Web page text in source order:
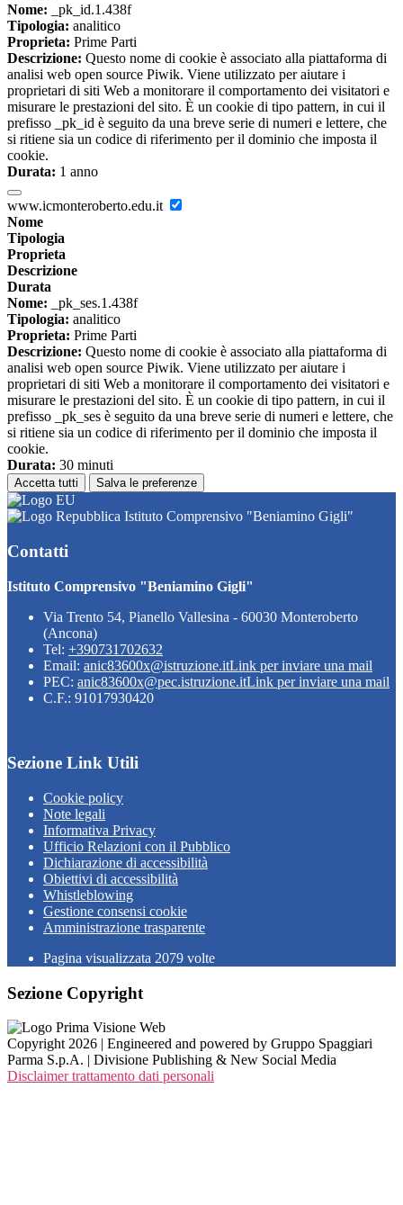
Nome: _pk_id.1.438f
Tipologia: analitico
Proprieta: Prime Parti
Descrizione: Questo nome di cookie è associato alla piattaforma di
analisi web open source Piwik. Viene utilizzato per aiutare i
proprietari di siti Web a monitorare il comportamento dei visitatori e
misurare le prestazioni del sito. È un cookie di tipo pattern, in cui il
prefisso _pk_id è seguito da una breve serie di numeri e lettere, che
si ritiene sia un codice di riferimento per il dominio che imposta il
cookie.
Durata: 1 anno
www.icmonteroberto.edu.it
Nome
Tipologia
Proprieta
Descrizione
Durata
Nome: _pk_ses.1.438f
Tipologia: analitico
Proprieta: Prime Parti
Descrizione: Questo nome di cookie è associato alla piattaforma di
analisi web open source Piwik. Viene utilizzato per aiutare i
proprietari di siti Web a monitorare il comportamento dei visitatori e
misurare le prestazioni del sito. È un cookie di tipo pattern, in cui il
prefisso _pk_ses è seguito da una breve serie di numeri e lettere, che
si ritiene sia un codice di riferimento per il dominio che imposta il
cookie.
Durata: 30 minuti
Accetta tutti Salva le preferenze
Istituto Comprensivo "Beniamino Gigli"
Contatti
Istituto Comprensivo "Beniamino Gigli"
Via Trento 54, Pianello Vallesina - 60030 Monteroberto
(Ancona)
Tel: +390731702632
Email: anic83600x@istruzione.itLink per inviare una mail
PEC: anic83600x@pec.istruzione.itLink per inviare una mail
C.F.: 91017930420
Sezione Link Utili
Cookie policy
Note legali
Informativa Privacy
Ufficio Relazioni con il Pubblico
Dichiarazione di accessibilità
Obiettivi di accessibilità
Whistleblowing
Gestione consensi cookie
Amministrazione trasparente
Pagina visualizzata 2079 volte
Sezione Copyright
Copyright 2026 | Engineered and powered by Gruppo Spaggiari
Parma S.p.A. | Divisione Publishing & New Social Media
Disclaimer trattamento dati personali